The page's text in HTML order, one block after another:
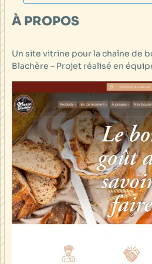
À PROPOS
Un site vitrine pour la chaîne de
Blachère – Projet réalisé en